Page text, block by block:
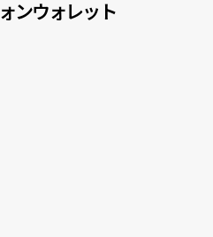
ンウォレット